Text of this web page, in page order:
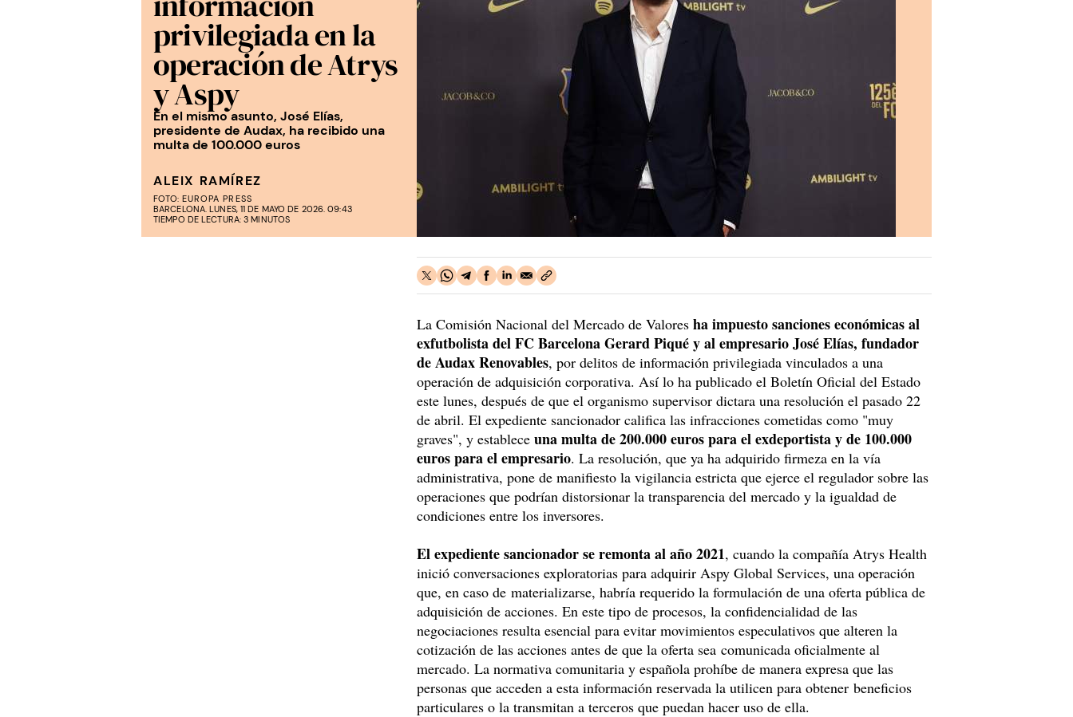
privilegiada en la
operación de Atrys
y Aspy
En el mismo asunto, José Elías,
presidente de Audax, ha recibido una
multa de 100.000 euros
ALEIX RAMÍREZ
FOTO: EUROPA PRESS
BARCELONA. LUNES, 11 DE MAYO DE 2026. 09:43
TIEMPO DE LECTURA: 3 MINUTOS
La Comisión Nacional del Mercado de Valores ha impuesto sanciones económicas al
exfutbolista del FC Barcelona Gerard Piqué y al empresario José Elías, fundador
de Audax Renovables, por delitos de información privilegiada vinculados a una
operación de adquisición corporativa. Así lo ha publicado el Boletín Oficial del Estado
este lunes, después de que el organismo supervisor dictara una resolución el pasado 22
de abril. El expediente sancionador califica las infracciones cometidas como "muy
graves", y establece una multa de 200.000 euros para el exdeportista y de 100.000
euros para el empresario. La resolución, que ya ha adquirido firmeza en la vía
administrativa, pone de manifiesto la vigilancia estricta que ejerce el regulador sobre las
operaciones que podrían distorsionar la transparencia del mercado y la igualdad de
condiciones entre los inversores.
El expediente sancionador se remonta al año 2021, cuando la compañía Atrys Health
inició conversaciones exploratorias para adquirir Aspy Global Services, una operación
que, en caso de materializarse, habría requerido la formulación de una oferta pública de
adquisición de acciones. En este tipo de procesos, la confidencialidad de las
negociaciones resulta esencial para evitar movimientos especulativos que alteren la
cotización de las acciones antes de que la oferta sea comunicada oficialmente al
mercado. La normativa comunitaria y española prohíbe de manera expresa que las
personas que acceden a esta información reservada la utilicen para obtener beneficios
particulares o la transmitan a terceros que puedan hacer uso de ella.